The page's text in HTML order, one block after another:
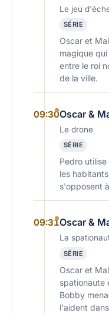
Le jeu
SÉRIE
Oscar et
magique
entre le roi
de la ville.
09:30Oscar &
Le drone
SÉRIE
Pedro
les
s'opposent
09:31Oscar &
La
SÉRIE
Oscar et
spationaute
Bobby
l'aident